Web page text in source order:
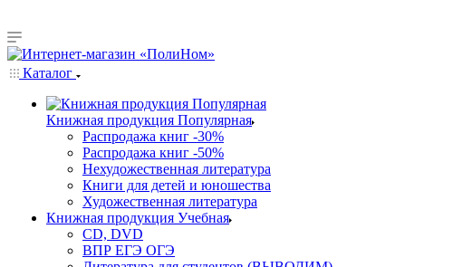
Каталог
Книжная продукция Популярная
Распродажа книг -30%
Распродажа книг -50%
Нехудожественная литература
Книги для детей и юношества
Художественная литература
Книжная продукция Учебная
CD, DVD
ВПР ЕГЭ ОГЭ